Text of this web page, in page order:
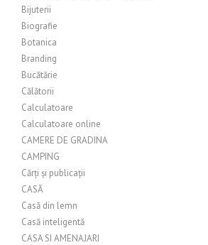
Bijuterii
Biografie
Botanica
Branding
Bucătărie
Călătorii
Calculatoare
Calculatoare online
CAMERE DE GRADINA
CAMPING
Cărți și publicații
CASĂ
Casă din lemn
Casă inteligentă
CASA SI AMENAJARI